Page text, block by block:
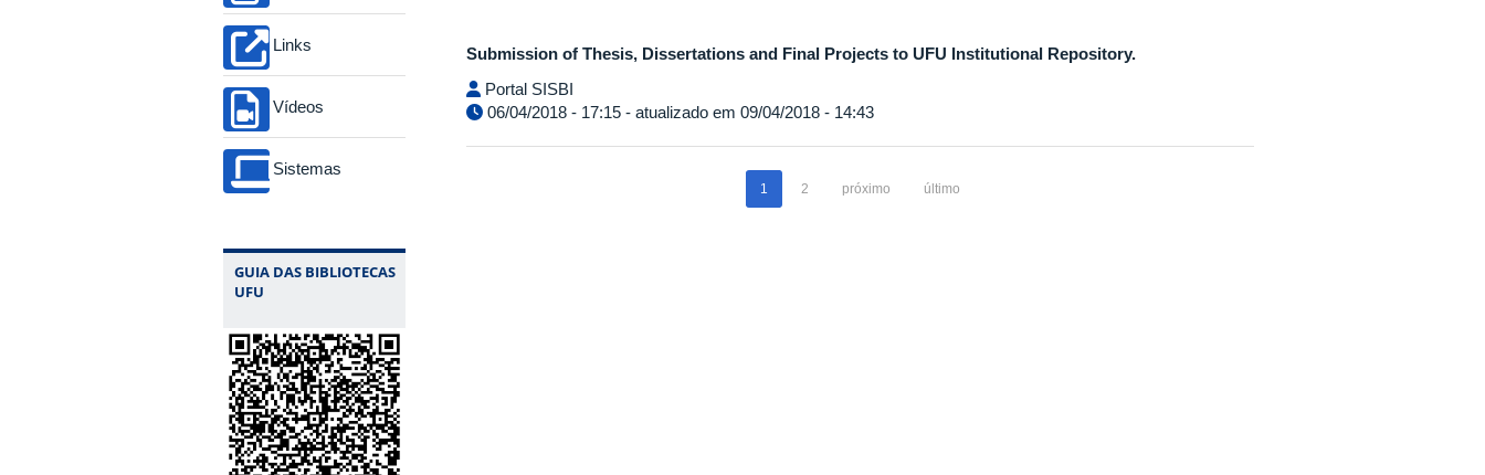
Links
Vídeos
Sistemas
GUIA DAS BIBLIOTECAS
UFU
Submission of Thesis, Dissertations and Final Projects to UFU Institutional Repository.
Portal SISBI
06/04/2018 - 17:15 - atualizado em 09/04/2018 - 14:43
1 2 próximo último